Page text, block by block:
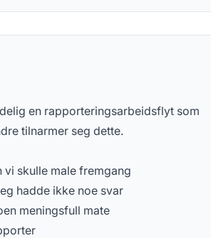
en rapporteringsarbeidsflyt som
tilnarmer seg dette.
vi skulle male fremgang
hadde ikke noe svar
meningsfull mate